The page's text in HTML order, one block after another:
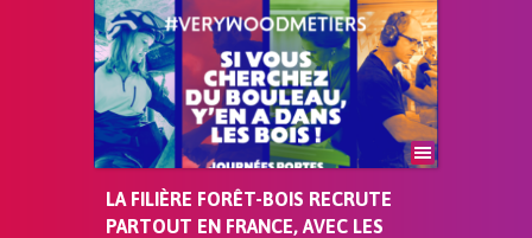
LA FILIÈRE FORÊT-BOIS RECRUTE
PARTOUT EN FRANCE, AVEC LES